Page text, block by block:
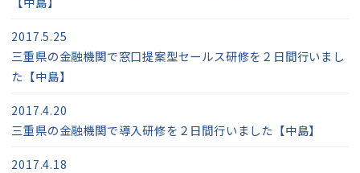
三重県の金融機関で窓口提案型セールス研修を２日間行いまし
た【中島】
2017.5.25
三重県の金融機関で導入研修を２日間行いました【中島】
2017.4.20
2017.4.18